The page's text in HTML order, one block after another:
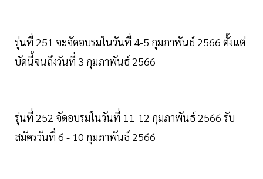
รุ่นที่ 251 จะจัดอบรมในวันที่ 4-5 กุมภาพันธ์ 2566 ตั้งแต่
บัดนี้จนถึงวันที่ 3 กุมภาพันธ์ 2566
รุ่นที่ 252 จัดอบรมในวันที่ 11-12 กุมภาพันธ์ 2566 รับ
สมัครวันที่ 6 - 10 กุมภาพันธ์ 2566